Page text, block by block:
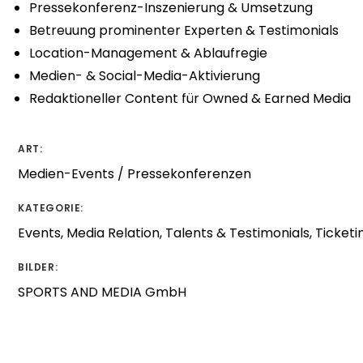
Pressekonferenz-Inszenierung & Umsetzung
Betreuung prominenter Experten & Testimonials
Location-Management & Ablaufregie
Medien- & Social-Media-Aktivierung
Redaktioneller Content für Owned & Earned Media
ART:
Medien-Events / Pressekonferenzen
KATEGORIE:
Events, Media Relation, Talents & Testimonials,
BILDER:
SPORTS AND MEDIA GmbH